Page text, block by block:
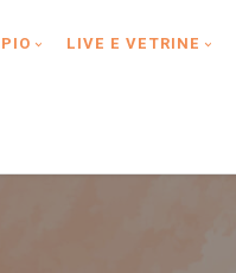
enter or Search Button
LIVE E VETRINE